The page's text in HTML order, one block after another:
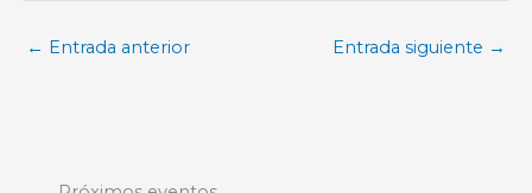
← Entrada anterior Entrada siguiente →